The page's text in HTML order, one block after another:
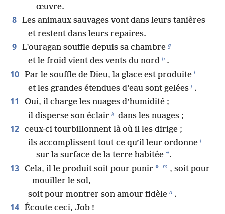
œuvre.
8 Les animaux sauvages vont dans leurs tanières
et restent dans leurs repaires.
9 L’ouragan souffle depuis sa chambre g
et le froid vient des vents du nord h .
10 Par le souffle de Dieu, la glace est produite i
et les grandes étendues d’eau sont gelées j .
11
Oui, il charge les nuages d’humidité ;
il disperse son éclair k dans les nuages ;
12 ceux-ci tourbillonnent là où il les dirige ;
ils accomplissent tout ce qu’il leur ordonne l
sur la surface de la terre habitée *.
13 Cela, il le produit soit pour punir * m , soit pour
mouiller le sol,
soit pour montrer son amour fidèle n .
14 Écoute ceci, Job !